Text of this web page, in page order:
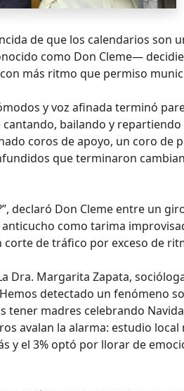
de que los calendarios son
como Don Cleme—
más ritmo que permiso
y voz afinada terminó
bailando y
coros de apoyo, un coro de
que terminaron
declaró Don Cleme entre un
como tarima
de tráfico por exceso de
Dra. Margarita Zapata,
detectado un fenómeno
madres celebrando
avalan la alarma: estudio
y el 3% optó por llorar de